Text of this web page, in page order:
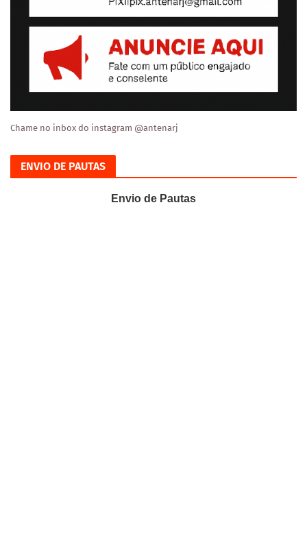
Chame no inbox do instagram @antenarj
ENVIO DE PAUTAS
Envio de Pautas